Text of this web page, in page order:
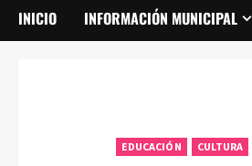
INICIO INFORMACIÓN MUNICIPAL
EDUCACIÓN CULTURA